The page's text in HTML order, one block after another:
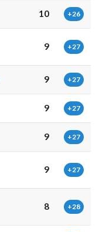
10 +26
9 +27
9 +27
9 +27
9 +27
9 +27
8 +28